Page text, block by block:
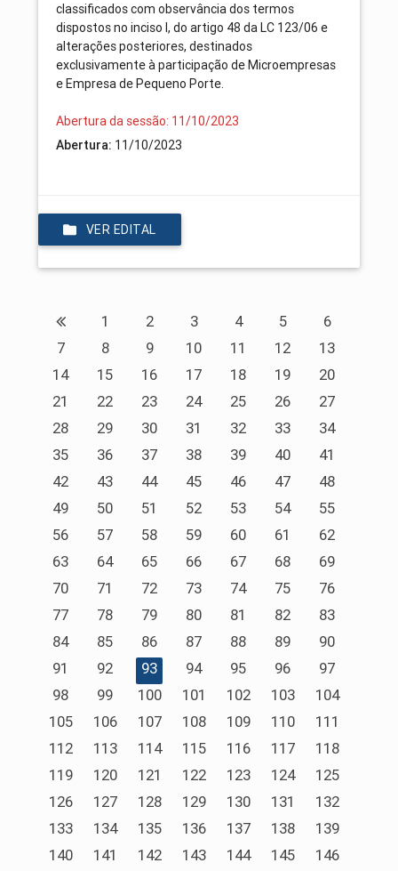
classificados com observância dos termos
dispostos no inciso I, do artigo 48 da LC 123/06 e
alterações posteriores, destinados
exclusivamente à participação de Microempresas
e Empresa de Pequeno Porte.
Abertura da sessão: 11/10/2023
Abertura: 11/10/2023
VER EDITAL
1 2 3 4 5
6
7
8 9 10 11 12
13
14
15 16 17 18 19
20
21
22 23 24 25 26
27
28
29 30 31 32 33
34
35
36 37 38 39 40
41
42
43 44 45 46 47
48
49
50 51 52 53 54
55
56
57 58 59 60 61
62
63
64 65 66 67 68
69
70
71 72 73 74 75
76
77
78 79 80 81 82
83
84
85 86 87 88 89
90
91
92 93 94 95 96
97
98
99 100 101 102 103
104
105
106 107 108 109 110
111
112
113 114 115 116 117
118
119
120 121 122 123 124
125
126
127 128 129 130 131
132
133
134 135 136 137 138
139
140
141 142 143 144 145
146